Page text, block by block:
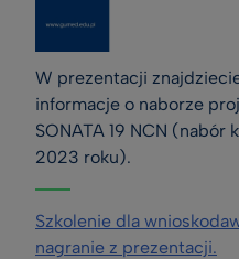
W prezentacji
informacje o naborze
SONATA 19 NCN (nabór
2023 roku).
Szkolenie dla
nagranie z prezentacji.